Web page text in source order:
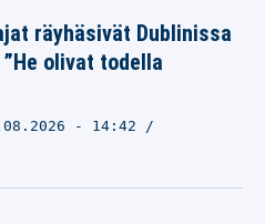
räyhäsivät Dublinissa
olivat todella
- 14:42